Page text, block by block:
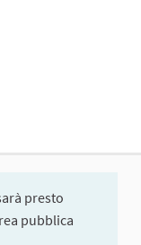
presto
pubblica